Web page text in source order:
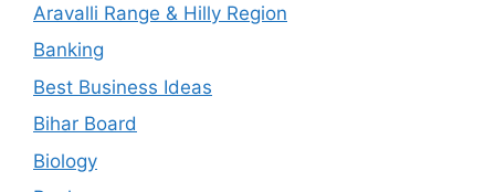
Aravalli Range & Hilly Region
Banking
Best Business Ideas
Bihar Board
Biology